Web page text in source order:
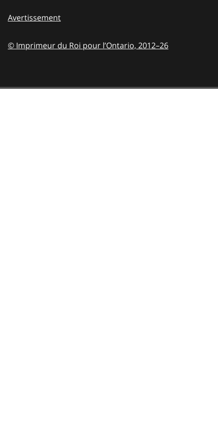
Avertissement
© Imprimeur du Roi pour l’Ontario, 2012–26